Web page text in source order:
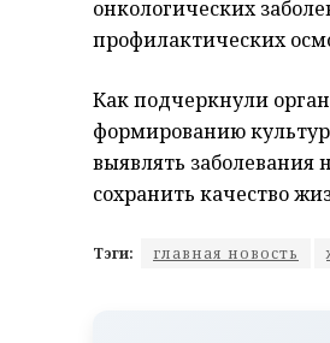
онкологических
профилактических
Как подчеркнули
формированию
выявлять заболевания
сохранить качество
Тэги: главная новость